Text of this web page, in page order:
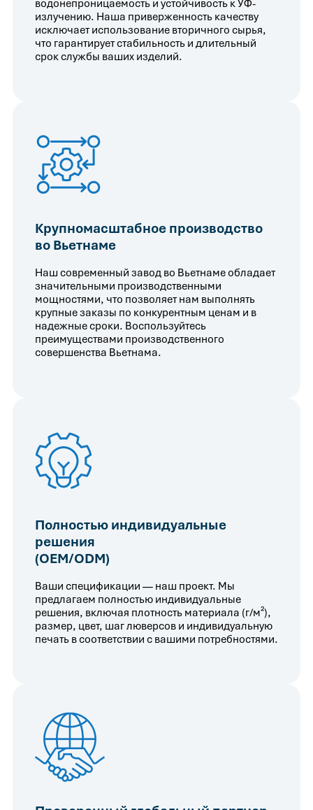
водонепроницаемость и устойчивость к УФ-
излучению. Наша приверженность качеству
исключает использование вторичного сырья,
что гарантирует стабильность и длительный
срок службы ваших изделий.
Крупномасштабное производство
во Вьетнаме
Наш современный завод во Вьетнаме обладает
значительными производственными
мощностями, что позволяет нам выполнять
крупные заказы по конкурентным ценам и в
надежные сроки. Воспользуйтесь
преимуществами производственного
совершенства Вьетнама.
Полностью индивидуальные
решения
(OEM/ODM)
Ваши спецификации — наш проект. Мы
предлагаем полностью индивидуальные
решения, включая плотность материала (г/м²),
размер, цвет, шаг люверсов и индивидуальную
печать в соответствии с вашими потребностями.